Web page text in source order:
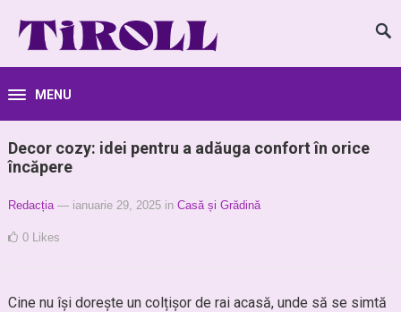
MENU
Decor cozy: idei pentru a adăuga confort în orice
încăpere
Redacția — ianuarie 29, 2025 in Casă și Grădină
0 Likes
Cine nu își dorește un colțișor de rai acasă, unde să se simtă